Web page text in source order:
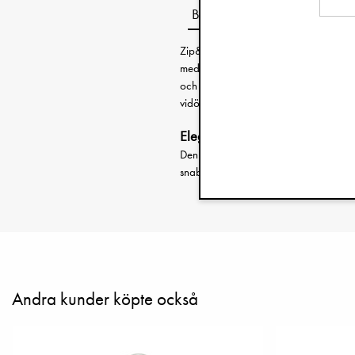
Beskrivning
Zip&Go™ gör vardagen smidigare
med allt som behövs för ett byte, när
och lägger den i väskan eller
vidöppen gör blöjbyten i farten
Elegant design, maximal funktion
Den smarta metallbågen håller
snabba händer. En genomtänkt
Andra kunder köpte också